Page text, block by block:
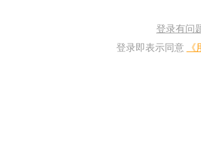
登录有问
登录即表示同意